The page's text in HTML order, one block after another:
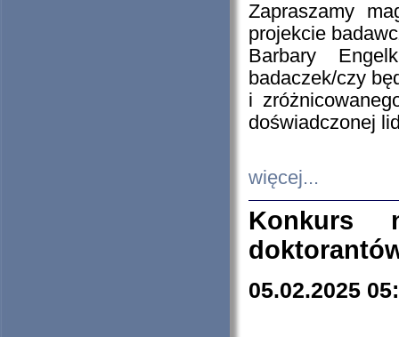
Zapraszamy
projekcie
Barbary
badaczek/czy
i
doświadczonej
więcej...
Konkurs
05.02.2025